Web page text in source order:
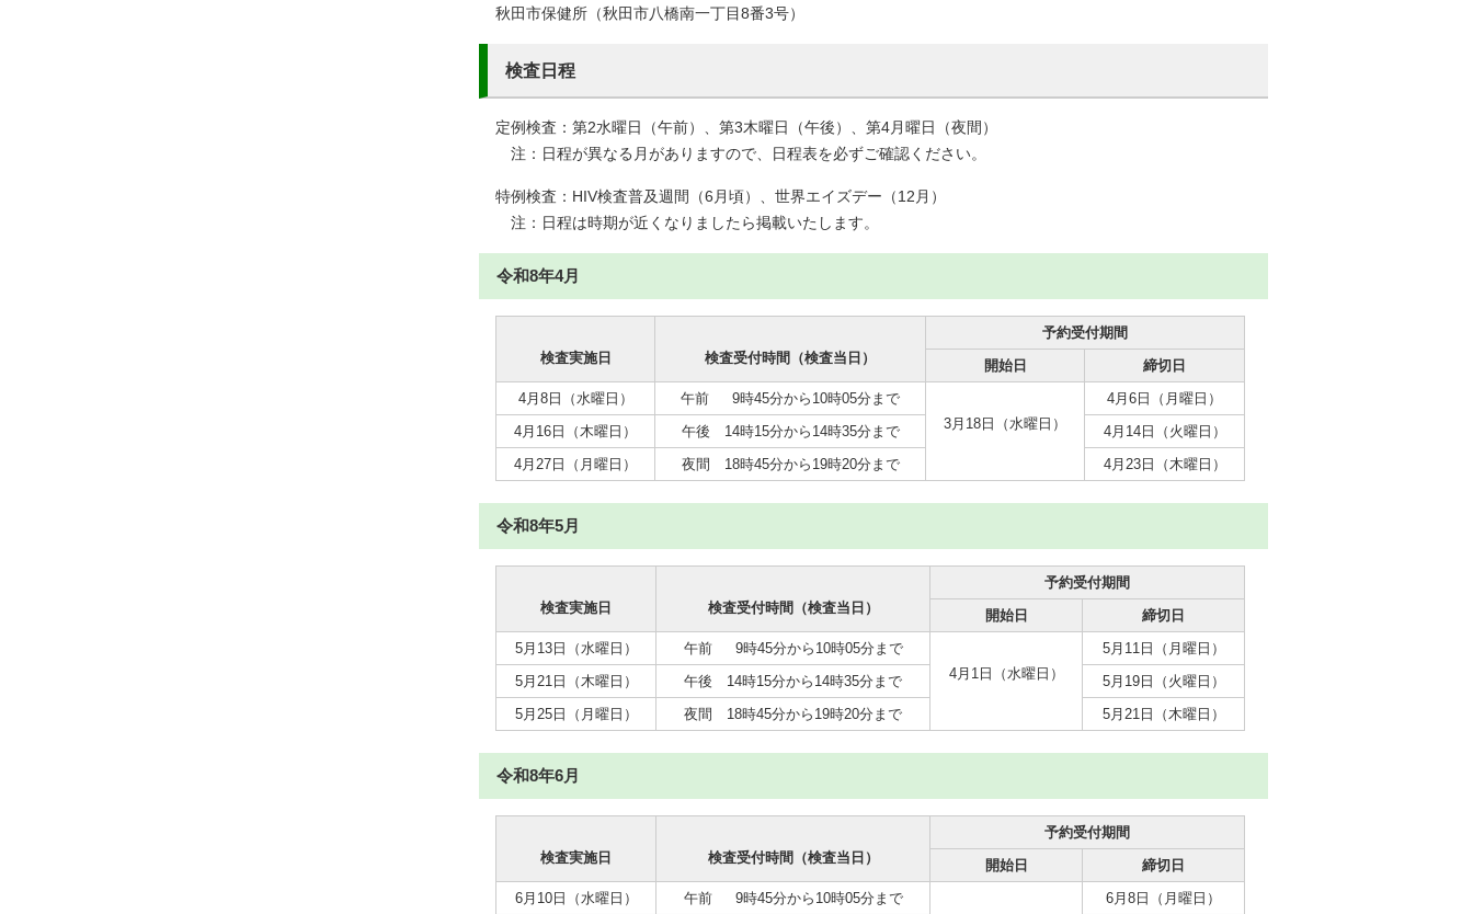
秋田市保健所（秋田市八橋南一丁目8番3号）
検査日程
定例検査：第2水曜日（午前）、第3木曜日（午後）、第4月曜日（夜間）
注：日程が異なる月がありますので、日程表を必ずご確認ください。
特例検査：HIV検査普及週間（6月頃）、世界エイズデー（12月）
注：日程は時期が近くなりましたら掲載いたします。
令和8年4月
検査実施日 検査受付時間（検査当日）
予約受付期間
開始日
締切日
4月8日（水曜日）
午前 9時45分から10時05分まで
3月18日（水曜日）
4月6日（月曜日）
4月16日（木曜日）
午後 14時15分から14時35分まで
4月14日（火曜日）
4月27日（月曜日）
夜間 18時45分から19時20分まで 4月23日（木曜日）
令和8年5月
検査実施日 検査受付時間（検査当日）
予約受付期間
開始日
締切日
5月13日（水曜日）
午前 9時45分から10時05分まで
4月1日（水曜日）
5月11日（月曜日）
5月21日（木曜日）
午後 14時15分から14時35分まで
5月19日（火曜日）
5月25日（月曜日）
夜間 18時45分から19時20分まで 5月21日（木曜日）
令和8年6月
検査実施日 検査受付時間（検査当日）
予約受付期間
開始日
締切日
6月10日（水曜日）
午前 9時45分から10時05分まで
6月8日（月曜日）